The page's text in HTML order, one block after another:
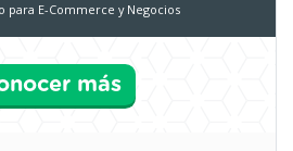
para E-Commerce y Negocios
más